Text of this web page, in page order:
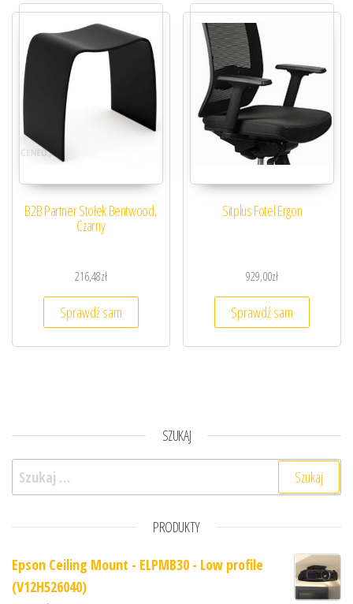
B2B Partner Stołek Bentwood,
Czarny
216,48zł
Sprawdź sam
Sitplus Fotel Ergon
929,00zł
Sprawdź sam
SZUKAJ
Szukaj:
PRODUKTY
Epson Ceiling Mount - ELPMB30 - Low profile
(V12H526040)